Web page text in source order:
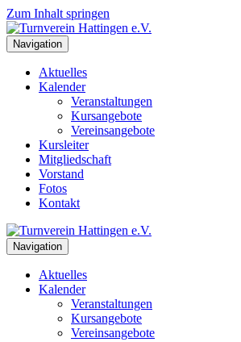
Zum Inhalt springen
Navigation
Aktuelles
Kalender
Veranstaltungen
Kursangebote
Vereinsangebote
Kursleiter
Mitgliedschaft
Vorstand
Fotos
Kontakt
Navigation
Aktuelles
Kalender
Veranstaltungen
Kursangebote
Vereinsangebote